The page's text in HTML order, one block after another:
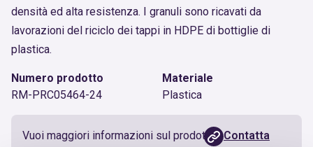
densità ed alta resistenza. I granuli sono ricavati da
lavorazioni del riciclo dei tappi in HDPE di bottiglie di
plastica.
Numero prodotto
RM-PRC05464-24
Materiale
Plastica
Vuoi maggiori informazioni sul prodotto? Contatta